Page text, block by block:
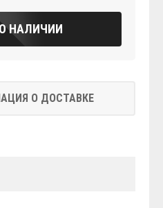
НАЛИЧИИ
О ДОСТАВКЕ